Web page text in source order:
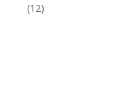
(12)